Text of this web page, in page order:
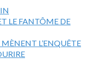
LE FANTÔME DE
L’ENQUÊTE